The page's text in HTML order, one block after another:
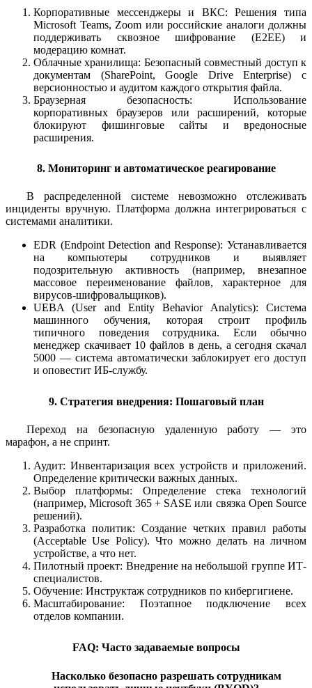
Корпоративные мессенджеры и ВКС: Решения типа
Microsoft Teams, Zoom или российские аналоги должны
поддерживать сквозное шифрование (E2EE) и
модерацию комнат.
Облачные хранилища: Безопасный совместный доступ к
документам (SharePoint, Google Drive Enterprise) с
версионностью и аудитом каждого открытия файла.
Браузерная безопасность: Использование
корпоративных браузеров или расширений, которые
блокируют фишинговые сайты и вредоносные
расширения.
8. Мониторинг и автоматическое реагирование
В распределенной системе невозможно отслеживать
инциденты вручную. Платформа должна интегрироваться с
системами аналитики.
EDR (Endpoint Detection and Response): Устанавливается
на компьютеры сотрудников и выявляет
подозрительную активность (например, внезапное
массовое переименование файлов, характерное для
вирусов-шифровальщиков).
UEBA (User and Entity Behavior Analytics): Система
машинного обучения, которая строит профиль
типичного поведения сотрудника. Если обычно
менеджер скачивает 10 файлов в день, а сегодня скачал
5000 — система автоматически заблокирует его доступ
и оповестит ИБ-службу.
9. Стратегия внедрения: Пошаговый план
Переход на безопасную удаленную работу — это
марафон, а не спринт.
Аудит: Инвентаризация всех устройств и приложений.
Определение критически важных данных.
Выбор платформы: Определение стека технологий
(например, Microsoft 365 + SASE или связка Open Source
решений).
Разработка политик: Создание четких правил работы
(Acceptable Use Policy). Что можно делать на личном
устройстве, а что нет.
Пилотный проект: Внедрение на небольшой группе ИТ-
специалистов.
Обучение: Инструктаж сотрудников по кибергигиене.
Масштабирование: Поэтапное подключение всех
отделов компании.
FAQ: Часто задаваемые вопросы
Насколько безопасно разрешать сотрудникам